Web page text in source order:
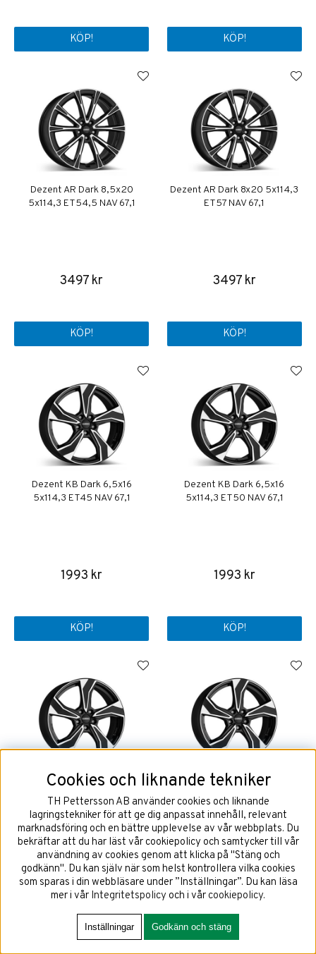
KÖP! KÖP!
Dezent AR Dark 8,5x20
5x114,3 ET54,5 NAV 67,1
3497 kr
KÖP!
Dezent AR Dark 8x20 5x114,3
ET57 NAV 67,1
3497 kr
KÖP!
Dezent KB Dark 6,5x16
5x114,3 ET45 NAV 67,1
1993 kr
KÖP!
Dezent KB Dark 6,5x16
5x114,3 ET50 NAV 67,1
1993 kr
KÖP!
Dezent KB Dark 7,5x18 5x114,3
2640 kr
KÖP!
Dezent KB Dark 7,5x19 5x114,3
3048 kr
KÖP!
Cookies och liknande tekniker
TH Pettersson AB använder cookies och liknande
lagringstekniker för att ge dig anpassat innehåll, relevant
marknadsföring och en bättre upplevelse av vår webbplats. Du
bekräftar att du har läst vår cookiepolicy och samtycker till vår
användning av cookies genom att klicka på "Stäng och
godkänn". Du kan själv när som helst kontrollera vilka cookies
som sparas i din webbläsare under ”Inställningar”. Du kan läsa
mer i vår Integritetspolicy och i vår cookiepolicy.
Inställningar Godkänn och stäng